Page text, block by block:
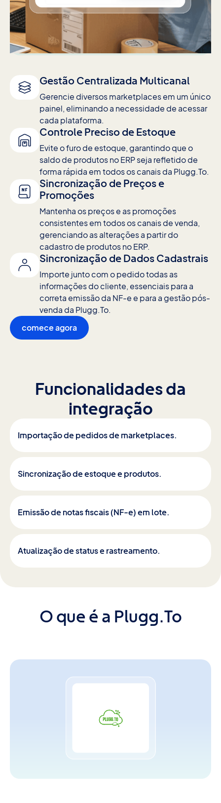
Gestão Centralizada Multicanal
Gerencie diversos marketplaces em um único
painel, eliminando a necessidade de acessar
cada plataforma.
Controle Preciso de Estoque
Evite o furo de estoque, garantindo que o
saldo de produtos no ERP seja refletido de
forma rápida em todos os canais da Plugg.To.
Sincronização de Preços e
Promoções
Mantenha os preços e as promoções
consistentes em todos os canais de venda,
gerenciando as alterações a partir do
cadastro de produtos no ERP.
Sincronização de Dados Cadastrais
Importe junto com o pedido todas as
informações do cliente, essenciais para a
correta emissão da NF-e e para a gestão pós-
venda da Plugg.To.
comece agora
Funcionalidades da
integração
Importação de pedidos de marketplaces.
Sincronização de estoque e produtos.
Emissão de notas fiscais (NF-e) em lote.
Atualização de status e rastreamento.
O que é a Plugg.To